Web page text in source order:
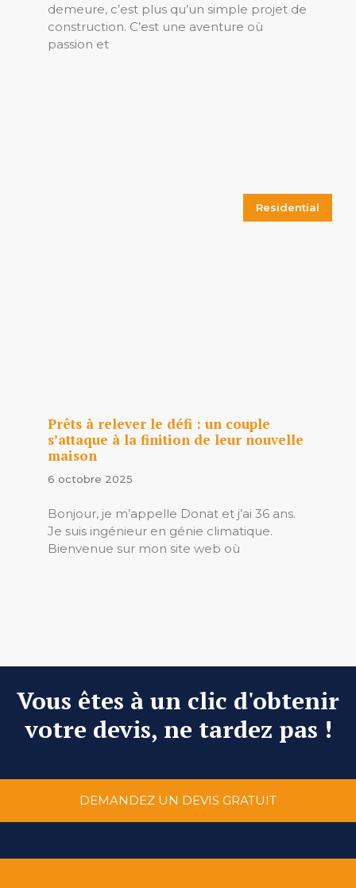
demeure, c’est plus qu’un simple projet de
construction. C’est une aventure où
passion et
Residential
Prêts à relever le défi : un couple
s’attaque à la finition de leur nouvelle
maison
6 octobre 2025
Bonjour, je m’appelle Donat et j’ai 36 ans.
Je suis ingénieur en génie climatique.
Bienvenue sur mon site web où
Vous êtes à un clic d'obtenir
votre devis, ne tardez pas !
DEMANDEZ UN DEVIS GRATUIT